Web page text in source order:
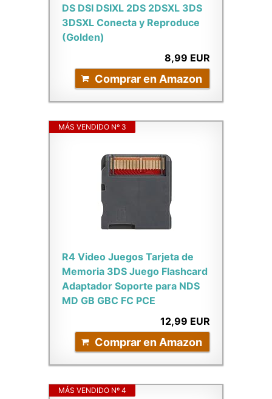
DS DSI DSIXL 2DS 2DSXL 3DS
3DSXL Conecta y Reproduce
(Golden)
8,99 EUR
Comprar en Amazon
MÁS VENDIDO Nº 3
R4 Video Juegos Tarjeta de
Memoria 3DS Juego Flashcard
Adaptador Soporte para NDS
MD GB GBC FC PCE
12,99 EUR
Comprar en Amazon
MÁS VENDIDO Nº 4